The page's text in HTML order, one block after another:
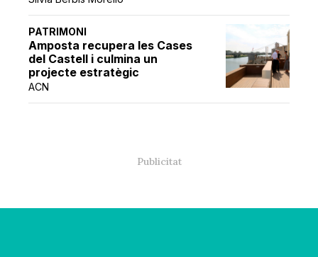
PATRIMONI
Amposta recupera les Cases
del Castell i culmina un
projecte estratègic
ACN